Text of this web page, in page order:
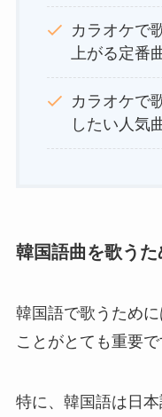
カラオケで
上がる定番
カラオケで
したい人気
韓国語曲を歌う
韓国語で歌うため
ことがとても重要で
特に、韓国語は日